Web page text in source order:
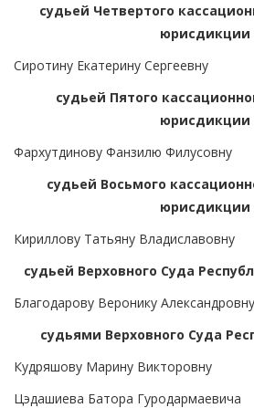
судьей Четвертого
юрисдикции
Сиротину Екатерину Сергеевну
судьей Пятого
юрисдикции
Фархутдинову Фанзилю Филусовну
судьей Восьмого
юрисдикции
Кириллову Татьяну Владиславовну
судьей Верховного Суда
Благодарову Веронику Александровну
судьями Верховного Суда
Кудряшову Марину Викторовну
Цэдашиева Батора Гуродармаевича